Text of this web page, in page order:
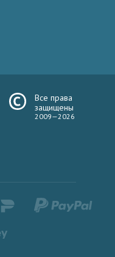
Все права
защищены
2009—2026